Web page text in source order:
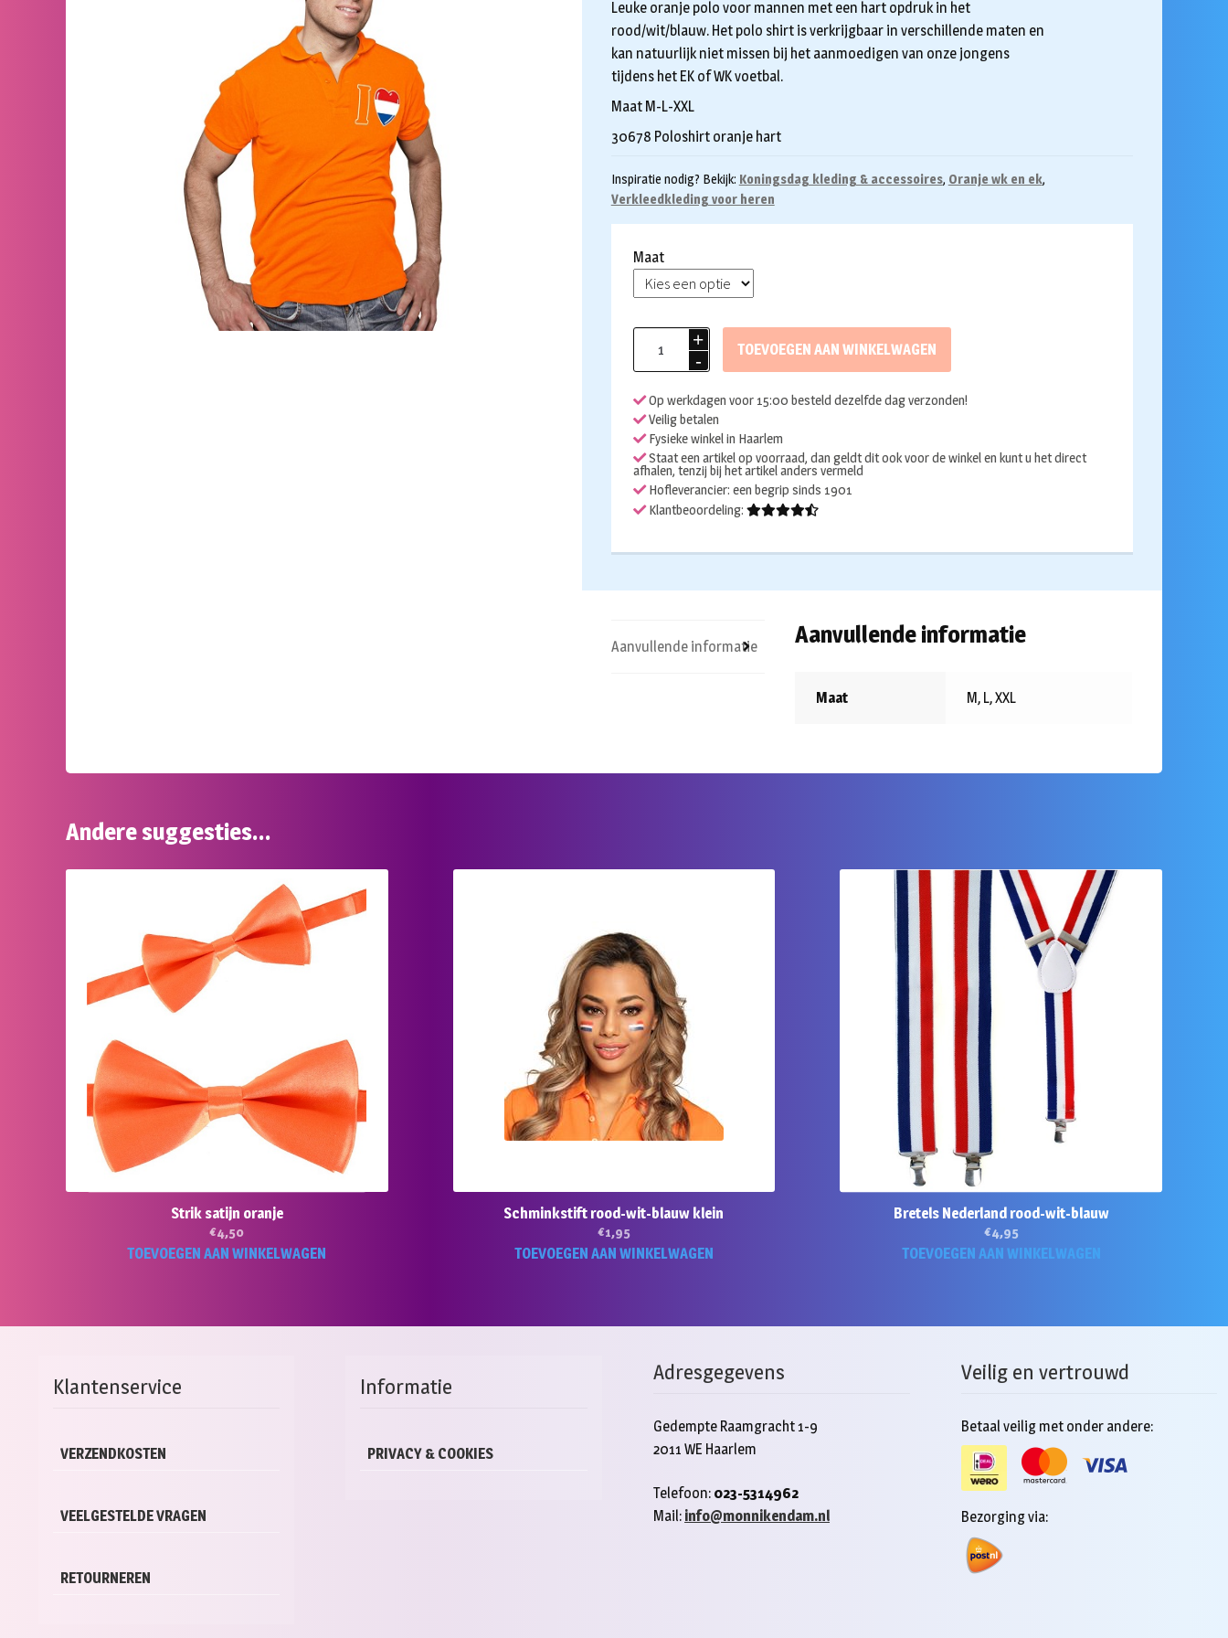
Leuke oranje polo voor mannen met een hart opdruk in het
rood/wit/blauw. Het polo shirt is verkrijgbaar in verschillende maten en
kan natuurlijk niet missen bij het aanmoedigen van onze jongens
tijdens het EK of WK voetbal.
Maat M-L-XXL
30678 Poloshirt oranje hart
Inspiratie nodig? Bekijk: Koningsdag kleding & accessoires, Oranje wk en ek,
Verkleedkleding voor heren
Maat
oranje
aantal
TOEVOEGEN AAN WINKELWAGEN
Op werkdagen voor 15:00 besteld dezelfde dag verzonden!
Veilig betalen
Fysieke winkel in Haarlem
Staat een artikel op voorraad, dan geldt dit ook voor de winkel en kunt u het direct
afhalen, tenzij bij het artikel anders vermeld
Hofleverancier: een begrip sinds 1901
Klantbeoordeling:
Aanvullende informatie Aanvullende informatie
Maat M, L, XXL
Andere suggesties…
Strik satijn oranje
€4,50
TOEVOEGEN AAN WINKELWAGEN
Schminkstift rood-wit-blauw klein
€1,95
TOEVOEGEN AAN WINKELWAGEN
Bretels Nederland rood-wit-blauw
€4,95
TOEVOEGEN AAN WINKELWAGEN
Klantenservice
VERZENDKOSTEN
VEELGESTELDE VRAGEN
RETOURNEREN
Informatie
PRIVACY & COOKIES
Adresgegevens
Gedempte Raamgracht 1-9
2011 WE Haarlem
Telefoon: 023-5314962
Mail: info@monnikendam.nl
Veilig en vertrouwd
Betaal veilig met onder andere:
Bezorging via: